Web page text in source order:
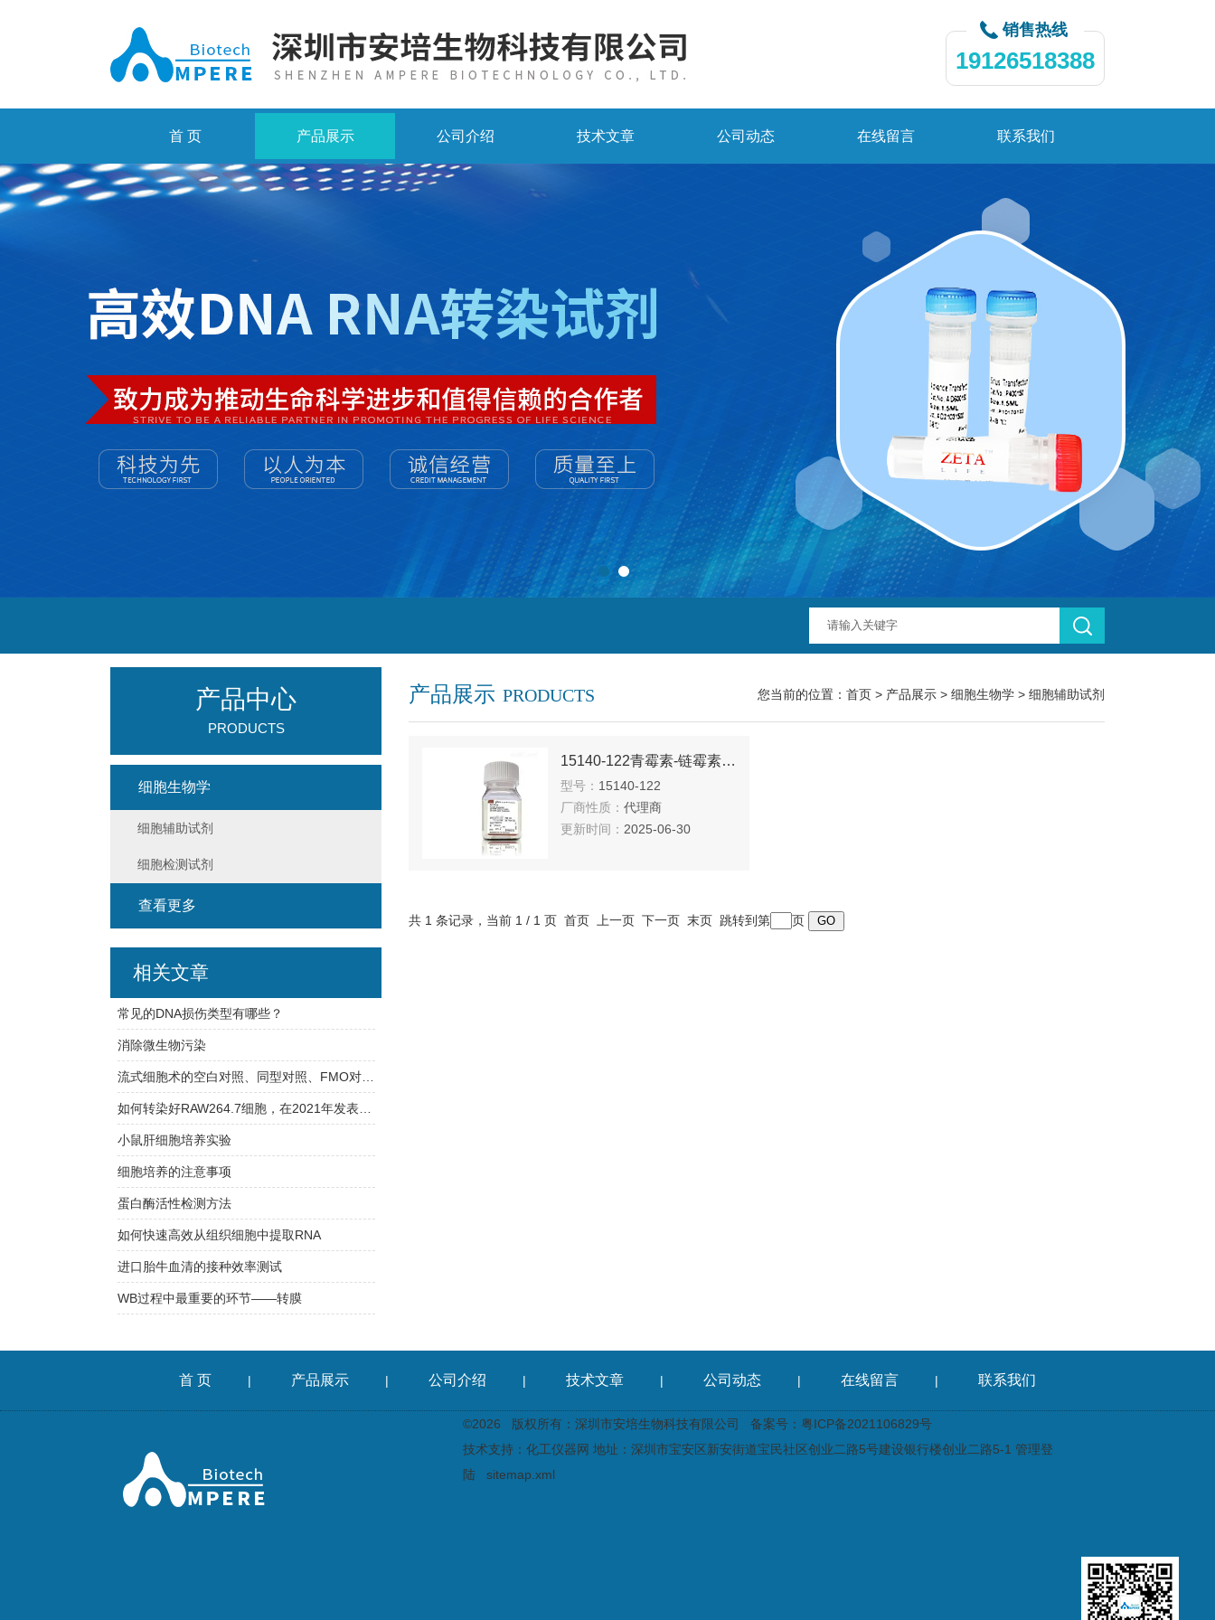
销售热线
19126518388
首 页 产品展示 公司介绍 技术文章 公司动态 在线留言 联系我们
产品展示 PRODUCTS 您当前的位置： 首页 > 产品展示 > 细胞生物学 > 细胞辅助试剂
15140-122青霉素-链霉素 （10,000U/mL）
型号： 15140-122
厂商性质： 代理商
更新时间： 2025-06-30
共 1 条记录，当前 1 / 1 页 首页 上一页 下一页 末页 跳转到第 页
产品中心
PRODUCTS
细胞生物学
细胞辅助试剂
细胞检测试剂
查看更多
相关文章
常见的DNA损伤类型有哪些？
消除微生物污染
流式细胞术的空白对照、同型对照、FMO对照要怎么选？
小鼠肝细胞培养实验
细胞培养的注意事项
蛋白酶活性检测方法
如何快速高效从组织细胞中提取RNA
进口胎牛血清的接种效率测试
WB过程中最重要的环节——转膜
首 页 | 产品展示 | 公司介绍 | 技术文章 | 公司动态 | 在线留言 | 联系我们
©2026 版权所有：深圳市安培生物科技有限公司 备案号：粤ICP备2021106829号
技术支持： 化工仪器网 地址：深圳市宝安区新安街道宝民社区创业二路5号建设银行楼创业二路5-1 管理登
陆
sitemap.xml